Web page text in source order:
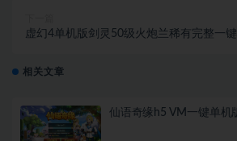
虚幻4单机版剑灵50级火炮兰稀有完整一
相关文章
仙语奇缘h5 VM一键单机